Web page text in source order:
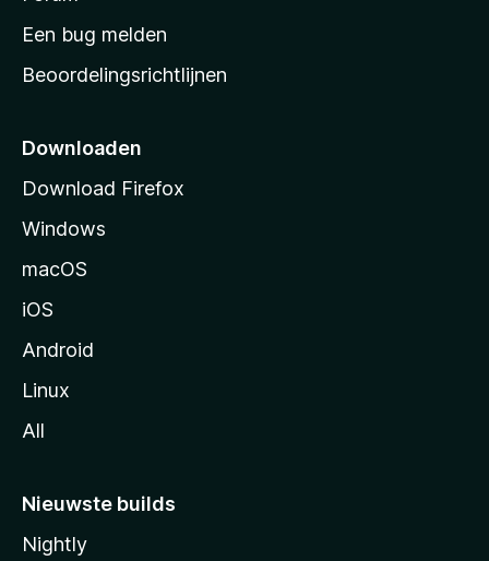
t
r
p
g
i
Een bug melden
Beoordelingsrichtlijnen
Downloaden
Download Firefox
Windows
macOS
iOS
Android
Linux
All
Nieuwste builds
Nightly